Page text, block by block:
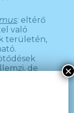
: eltérő
való
területén,
de
×